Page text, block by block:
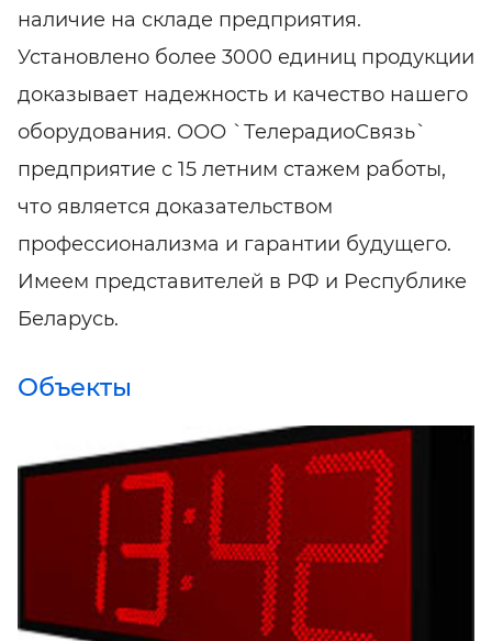
наличие на складе предприятия.
Установлено более 3000 единиц продукции
доказывает надежность и качество нашего
оборудования. ООО `ТелерадиоСвязь`
предприятие с 15 летним стажем работы,
что является доказательством
профессионализма и гарантии будущего.
Имеем представителей в РФ и Республике
Беларусь.
Объекты